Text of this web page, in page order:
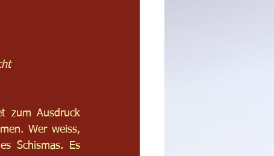
zum Ausdruck
Wer weiss,
Schismas. Es